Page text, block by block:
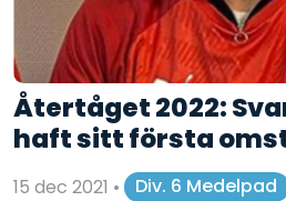
Återtåget 2022:
haft sitt första
15 dec 2021 •
Div. 6 Medelpad